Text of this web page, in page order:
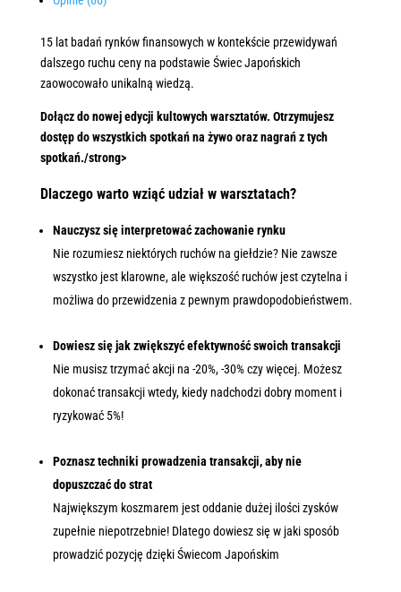
15 lat badań rynków finansowych w kontekście przewidywań
dalszego ruchu ceny na podstawie Świec Japońskich
zaowocowało unikalną wiedzą.
Dołącz do nowej edycji kultowych warsztatów. Otrzymujesz
dostęp do wszystkich spotkań na żywo oraz nagrań z tych
spotkań./strong>
Dlaczego warto wziąć udział w warsztatach?
Nauczysz się interpretować zachowanie rynku
Nie rozumiesz niektórych ruchów na giełdzie? Nie zawsze
wszystko jest klarowne, ale większość ruchów jest czytelna i
możliwa do przewidzenia z pewnym prawdopodobieństwem.
Dowiesz się jak zwiększyć efektywność swoich transakcji
Nie musisz trzymać akcji na -20%, -30% czy więcej. Możesz
dokonać transakcji wtedy, kiedy nadchodzi dobry moment i
ryzykować 5%!
Poznasz techniki prowadzenia transakcji, aby nie
dopuszczać do strat
Największym koszmarem jest oddanie dużej ilości zysków
zupełnie niepotrzebnie! Dlatego dowiesz się w jaki sposób
prowadzić pozycję dzięki Świecom Japońskim